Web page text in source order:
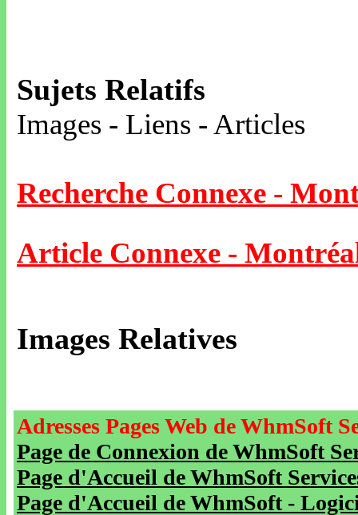
Sujets Relatifs
Images - Liens - Articles
Recherche Connexe -
Article Connexe -
Images Relatives
Adresses Pages Web de WhmSoft
Page de Connexion de WhmSoft
Page d'Accueil de WhmSoft
Page d'Accueil de WhmSoft -